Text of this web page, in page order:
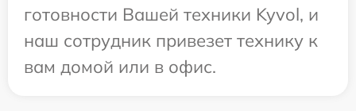
готовности Вашей техники Kyvol, и
наш сотрудник привезет технику к
вам домой или в офис.